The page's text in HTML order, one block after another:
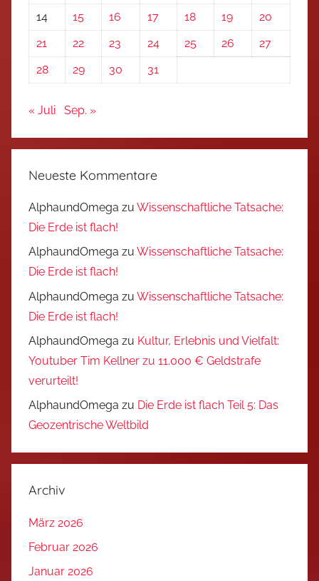
14
15 16 17 18 19
20
21
22 23 24 25 26
27
28
29 30 31
« Juli Sep. »
Neueste Kommentare
AlphaundOmega zu Wissenschaftliche Tatsache:
Die Erde ist flach!
AlphaundOmega zu Wissenschaftliche Tatsache:
Die Erde ist flach!
AlphaundOmega zu Wissenschaftliche Tatsache:
Die Erde ist flach!
AlphaundOmega zu Kultur, Erlebnis und Vielfalt:
Youtuber Tim Kellner zu 11.000 € Geldstrafe
verurteilt!
AlphaundOmega zu Die Erde ist flach Teil 5: Das
Geozentrische Weltbild
Archiv
März 2026
Februar 2026
Januar 2026